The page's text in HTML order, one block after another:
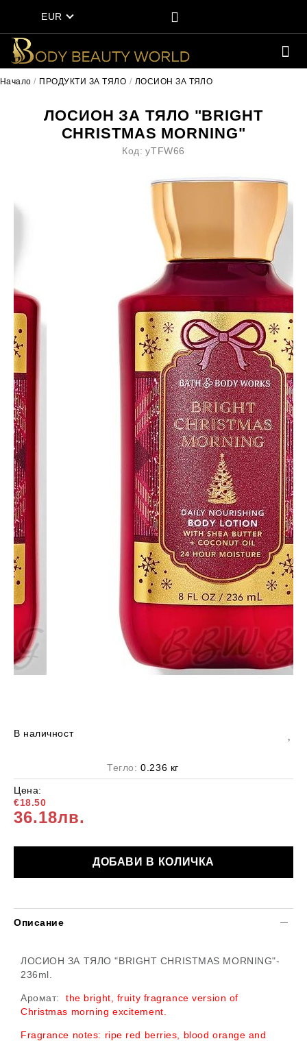
EUR
Начало ПРОДУКТИ ЗА ТЯЛО ЛОСИОН ЗА ТЯЛО
ЛОСИОН ЗА ТЯЛО "BRIGHT
CHRISTMAS MORNING"
Код: yTFW66
В наличност
Цена:
€18.50
36.18лв.
Тегло: 0.236 кг
Описание
ЛОСИОН ЗА ТЯЛО "BRIGHT CHRISTMAS MORNING"-
236ml.
Аромат:the bright, fruity fragrance version of
Christmas morning excitement.
Fragrance notes: ripe red berries, blood orange and